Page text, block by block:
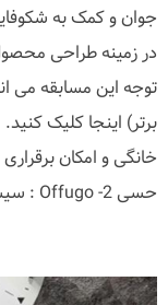
جوان و کمک به
خانگی و امکان
حسی 2- Offugo : سیستم قفل پارکینگ دوچرخه 3- Anello : مینی